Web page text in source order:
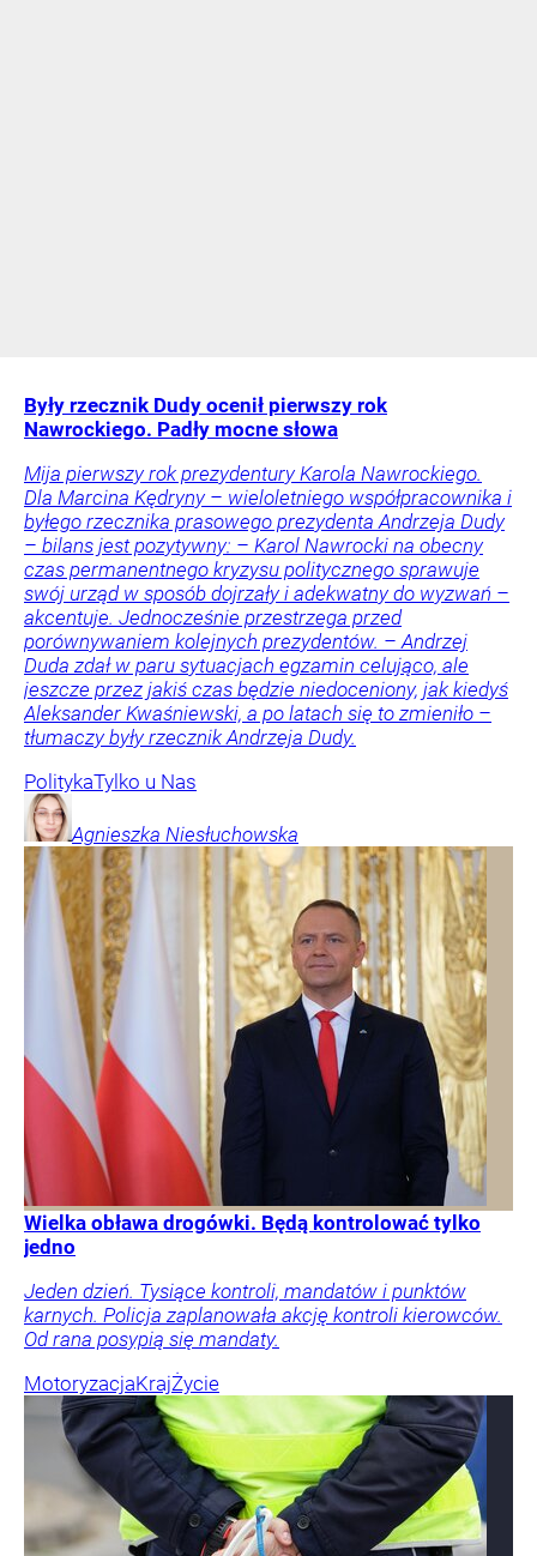
Były rzecznik Dudy ocenił pierwszy rok
Nawrockiego. Padły mocne słowa
Mija pierwszy rok prezydentury Karola Nawrockiego.
Dla Marcina Kędryny – wieloletniego współpracownika i
byłego rzecznika prasowego prezydenta Andrzeja Dudy
– bilans jest pozytywny: – Karol Nawrocki na obecny
czas permanentnego kryzysu politycznego sprawuje
swój urząd w sposób dojrzały i adekwatny do wyzwań –
akcentuje. Jednocześnie przestrzega przed
porównywaniem kolejnych prezydentów. – Andrzej
Duda zdał w paru sytuacjach egzamin celująco, ale
jeszcze przez jakiś czas będzie niedoceniony, jak kiedyś
Aleksander Kwaśniewski, a po latach się to zmieniło –
tłumaczy były rzecznik Andrzeja Dudy.
PolitykaTylko u Nas
Agnieszka Niesłuchowska
Wielka obława drogówki. Będą kontrolować tylko
jedno
Jeden dzień. Tysiące kontroli, mandatów i punktów
karnych. Policja zaplanowała akcję kontroli kierowców.
Od rana posypią się mandaty.
MotoryzacjaKrajŻycie